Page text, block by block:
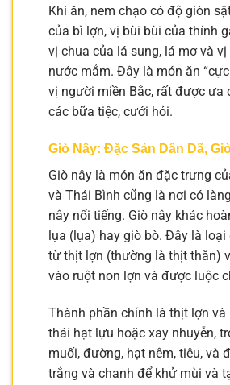
Khi ăn, nem chạo có độ giòn
của bì lợn, vị bùi bùi của thính
vị chua của lá sung, lá mơ và
nước mắm. Đây là món ăn
vị người miền Bắc, rất được ưa
các bữa tiệc, cưới hỏi.
Giò Nây: Đặc Sản Dân Dã,
Giò nây là món ăn đặc trưng
và Thái Bình cũng là nơi có
nây nổi tiếng. Giò nây khác
lụa (lụa) hay giò bò. Đây là
từ thịt lợn (thường là thịt thăn)
vào ruột non lợn và được luộc
Thành phần chính là thịt lợn
thái hạt lựu hoặc xay nhuyễn,
muối, đường, hạt nêm, tiêu, và
trắng và chanh để khử mùi và